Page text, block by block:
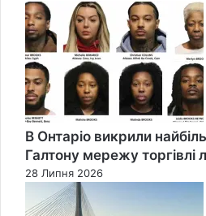
Close
В Онтаріо викрили
Галтону мережу торгівлі
28 Липня 2026